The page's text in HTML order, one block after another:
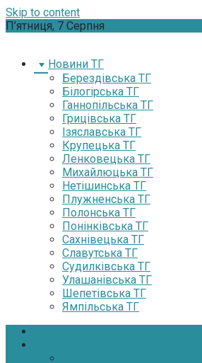
Skip to content
П’ятниця, 7 Серпня
Новини ТГ
Берездівська ТГ
Білогірська ТГ
Ганнопільська ТГ
Грицівська ТГ
Ізяславська ТГ
Крупецька ТГ
Ленковецька ТГ
Михайлюцька ТГ
Нетішинська ТГ
Плужненська ТГ
Полонська ТГ
Понінківська ТГ
Сахнівецька ТГ
Славутська ТГ
Судилківська ТГ
Улашанівська ТГ
Шепетівська ТГ
Ямпільська ТГ